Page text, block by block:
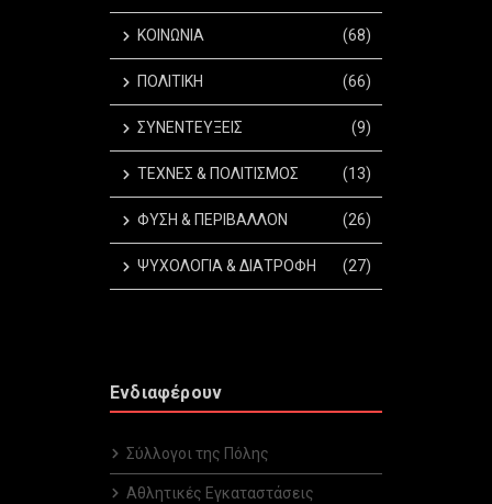
ΚΟΙΝΩΝΙΑ (68)
ΠΟΛΙΤΙΚΗ (66)
ΣΥΝΕΝΤΕΥΞΕΙΣ (9)
ΤΕΧΝΕΣ & ΠΟΛΙΤΙΣΜΟΣ (13)
ΦΥΣΗ & ΠΕΡΙΒΑΛΛΟΝ (26)
ΨΥΧΟΛΟΓΙΑ & ΔΙΑΤΡΟΦΗ (27)
Ενδιαφέρουν
Σύλλογοι της Πόλης
Αθλητικές Εγκαταστάσεις